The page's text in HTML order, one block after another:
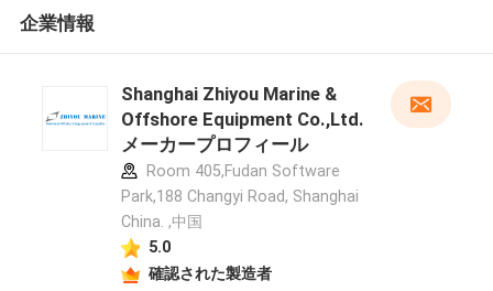
企業情報
Shanghai Zhiyou Marine &
Offshore Equipment Co.,Ltd.
メーカープロフィール
Room 405,Fudan Software
Park,188 Changyi Road, Shanghai
China. ,中国
5.0
確認された製造者